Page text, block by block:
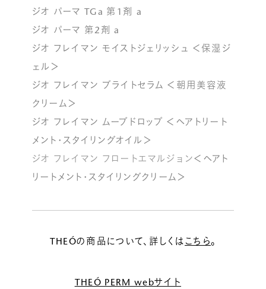
ジオ パーマ TGa 第1剤 a
ジオ パーマ 第2剤 a
ジオ フレイマン モイストジェリッシュ ＜保湿ジ
ェル＞
ジオ フレイマン ブライトセラム ＜朝用美容液
クリーム＞
ジオ フレイマン ムーブドロップ ＜ヘアトリート
メント・スタイリングオイル＞
ジオ フレイマン フロートエマルジョン ＜ヘアト
リートメント・スタイリングクリーム＞
THEÓの商品について、詳しくは こちら 。
THEÓ PERM webサイト